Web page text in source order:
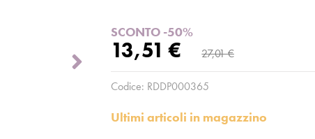
SCONTO -50%
13,51 € 27,01 €
Codice: RDDP000365
Ultimi articoli in magazzino